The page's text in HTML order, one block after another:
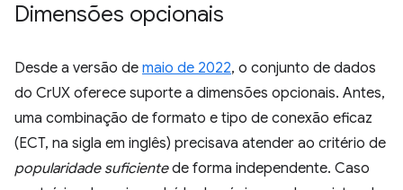
Dimensões opcionais
Desde a versão de maio de 2022, o conjunto de dados
do CrUX oferece suporte a dimensões opcionais. Antes,
uma combinação de formato e tipo de conexão eficaz
(ECT, na sigla em inglês) precisava atender ao critério de
popularidade suficientede forma independente. Caso